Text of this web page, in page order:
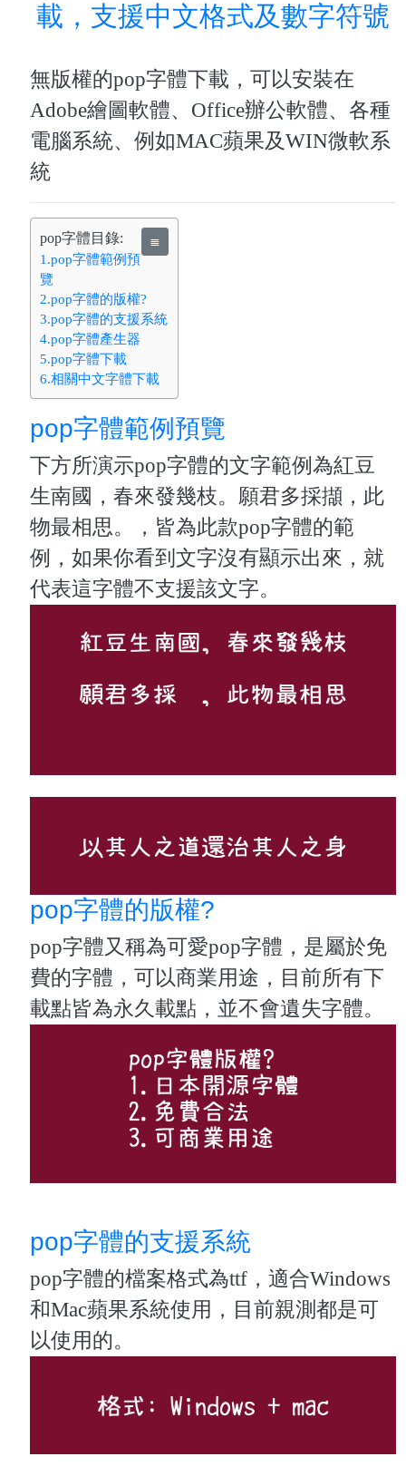
載，支援中文格式及數字符號
無版權的pop字體下載，可以安裝在
Adobe繪圖軟體、Office辦公軟體、各種
電腦系統、例如MAC蘋果及WIN微軟系
統
pop字體目錄: ≣
1.pop字體範例預
覽
2.pop字體的版權?
3.pop字體的支援系統
4.pop字體產生器
5.pop字體下載
6.相關中文字體下載
pop字體範例預覽
下方所演示pop字體的文字範例為紅豆
生南國，春來發幾枝。願君多採擷，此
物最相思。，皆為此款pop字體的範
例，如果你看到文字沒有顯示出來，就
代表這字體不支援該文字。
pop字體的版權?
pop字體又稱為可愛pop字體，是屬於免
費的字體，可以商業用途，目前所有下
載點皆為永久載點，並不會遺失字體。
pop字體的支援系統
pop字體的檔案格式為ttf，適合Windows
和Mac蘋果系統使用，目前親測都是可
以使用的。